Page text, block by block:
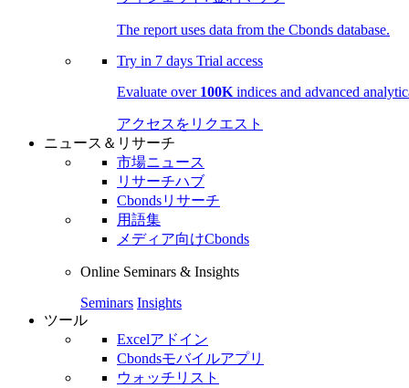
The report uses data from the Cbonds database.
Try in 7 days Trial access
Evaluate over 100K indices and advanced
アクセスをリクエスト
ニュース＆リサーチ
市場ニュース
リサーチハブ
Cbondsリサーチ
用語集
メディア向けCbonds
Online Seminars & Insights
Seminars Insights
ツール
Excelアドイン
Cbondsモバイルアプリ
ウォッチリスト